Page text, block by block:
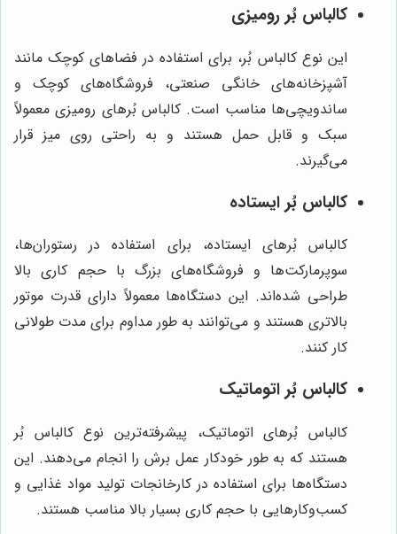
کالباس بُر رومیزی
این نوع کالباس بُر، برای استفاده در فضاهای کوچک مانند
آشپزخانه‌های خانگی صنعتی، فروشگاه‌های کوچک و
ساندویچی‌ها مناسب است. کالباس بُرهای رومیزی معمولاً
سبک و قابل حمل هستند و به راحتی روی میز قرار
می‌گیرند.
کالباس بُر ایستاده
کالباس بُرهای ایستاده، برای استفاده در رستوران‌ها،
سوپرمارکت‌ها و فروشگاه‌های بزرگ با حجم کاری بالا
طراحی شده‌اند. این دستگاه‌ها معمولاً دارای قدرت موتور
بالاتری هستند و می‌توانند به طور مداوم برای مدت طولانی
کار کنند.
کالباس بُر اتوماتیک
کالباس بُرهای اتوماتیک، پیشرفته‌ترین نوع کالباس بُر
هستند که به طور خودکار عمل برش را انجام می‌دهند. این
دستگاه‌ها برای استفاده در کارخانجات تولید مواد غذایی و
کسب‌وکارهایی با حجم کاری بسیار بالا مناسب هستند.